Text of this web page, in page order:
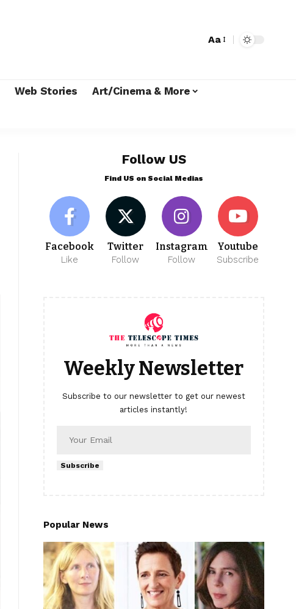
Aa
Web Stories
Art/Cinema & More
Follow US
Find US on Social Medias
Facebook
Like
Twitter
Follow
Instagram
Follow
Youtube
Subscribe
Weekly Newsletter
Subscribe to our newsletter to get our newest
articles instantly!
Subscribe
Popular News